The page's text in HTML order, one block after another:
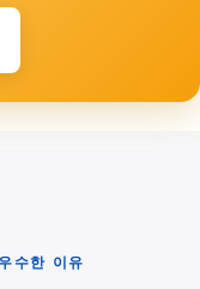
수한 이유